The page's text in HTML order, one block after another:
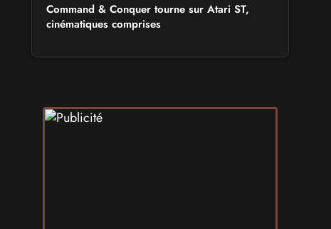
Command & Conquer tourne sur Atari ST,
cinématiques comprises